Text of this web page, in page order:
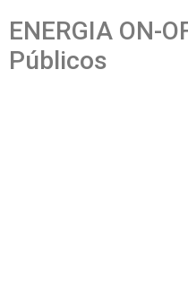
ENERGIA ON-
Públicos